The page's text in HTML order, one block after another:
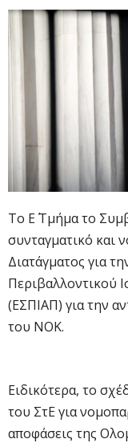
To Ε΄ Τμήμα το
συνταγματικό και
Διατάγματος για
Περιβαλλοντικού
(ΕΣΠΙΑΠ) για την
του ΝΟΚ.
Ειδικότερα, το
του ΣτΕ για
αποφάσεις της